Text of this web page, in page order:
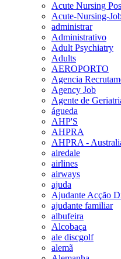
Acute Nursing
Acute-Nursing-
administrar
Administrativo
Adult Psychiatry
Adults
AEROPORTO
Agencia
Agency Job
Agente de
águeda
AHP'S
AHPRA
AHPRA -
airedale
airlines
airways
ajuda
Ajudante Acção
ajudante familiar
albufeira
Alcobaça
ale discgolf
alemã